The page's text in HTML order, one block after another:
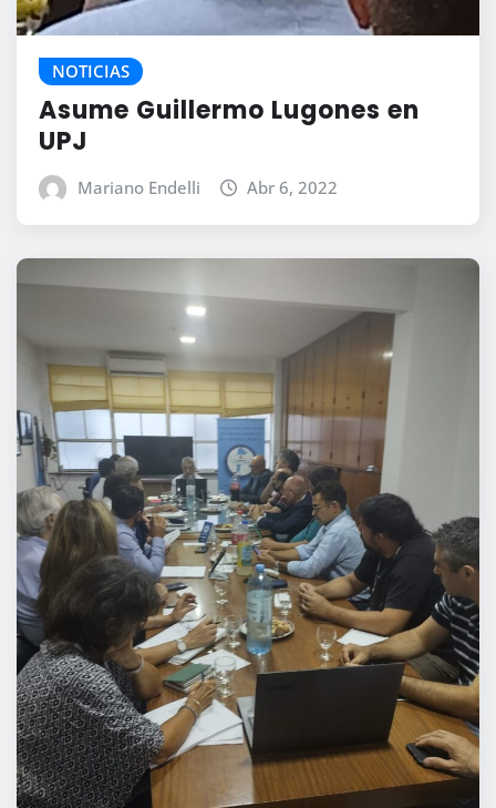
NOTICIAS
Asume Guillermo Lugones en
UPJ
Mariano Endelli Abr 6, 2022